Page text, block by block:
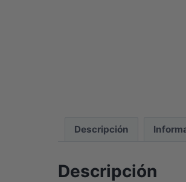
Descripción
Descripción